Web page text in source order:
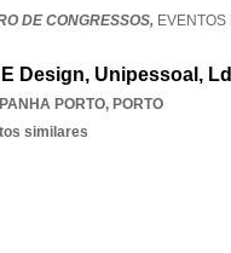
DE CONGRESSOS,
Design, Unipessoal,
PORTO, PORTO
similares